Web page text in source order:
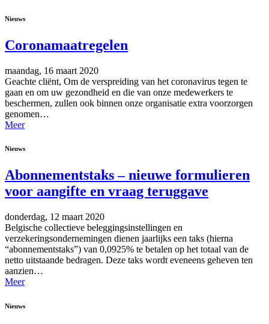
Nieuws
Coronamaatregelen
maandag, 16 maart 2020
Geachte cliënt, Om de verspreiding van het coronavirus tegen te
gaan en om uw gezondheid en die van onze medewerkers te
beschermen, zullen ook binnen onze organisatie extra voorzorgen
genomen…
Meer
Nieuws
Abonnementstaks – nieuwe formulieren
voor aangifte en vraag teruggave
donderdag, 12 maart 2020
Belgische collectieve beleggingsinstellingen en
verzekeringsondernemingen dienen jaarlijks een taks (hierna
“abonnementstaks”) van 0,0925% te betalen op het totaal van de
netto uitstaande bedragen. Deze taks wordt eveneens geheven ten
aanzien…
Meer
Nieuws